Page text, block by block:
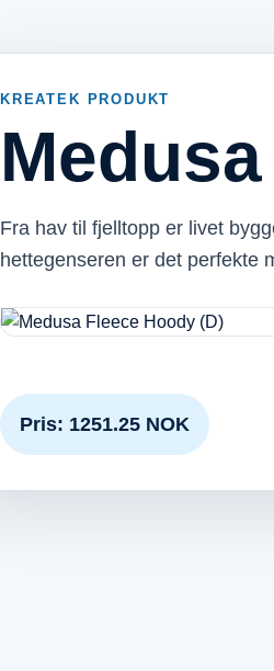
KREATEK PRODUKT
Fra hav til fjelltopp er livet
hettegenseren er det perfekte
Pris: 1251.25 NOK